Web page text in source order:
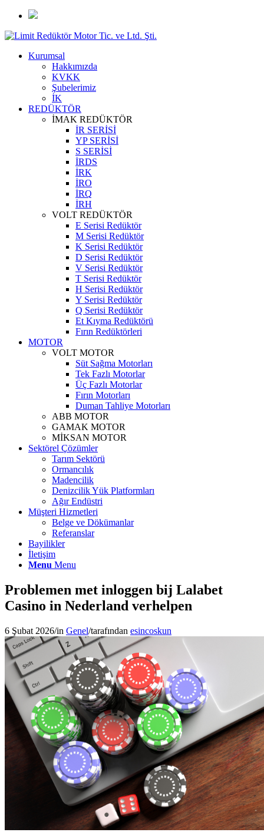
Kurumsal
Hakkımızda
KVKK
Şubelerimiz
İK
REDÜKTÖR
İMAK REDÜKTÖR
İR SERİSİ
YP SERİSİ
S SERİSİ
İRDS
İRK
İRO
İRQ
İRH
VOLT REDÜKTÖR
E Serisi Redüktör
M Serisi Redüktör
K Serisi Redüktör
D Serisi Redüktör
V Serisi Redüktör
T Serisi Redüktör
H Serisi Redüktör
Y Serisi Redüktör
Q Serisi Redüktör
Et Kıyma Redüktörü
Fırın Redüktörleri
MOTOR
VOLT MOTOR
Süt Sağma Motorları
Tek Fazlı Motorlar
Üç Fazlı Motorlar
Fırın Motorları
Duman Tahliye Motorları
ABB MOTOR
GAMAK MOTOR
MİKSAN MOTOR
Sektörel Çözümler
Tarım Sektörü
Ormancılık
Madencilik
Denizcilik Yük Platformları
Ağır Endüstri
Müşteri Hizmetleri
Belge ve Dökümanlar
Referanslar
Bayilikler
İletişim
Menu Menu
Problemen met inloggen bij Lalabet
Casino in Nederland verhelpen
6 Şubat 2026/in Genel/tarafından esincoskun